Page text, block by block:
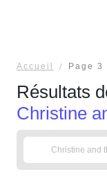
Accueil Page 3
Résultats
Christine